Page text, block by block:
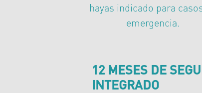
hayas indicado para
emergencia.
12 MESES DE
INTEGRADO